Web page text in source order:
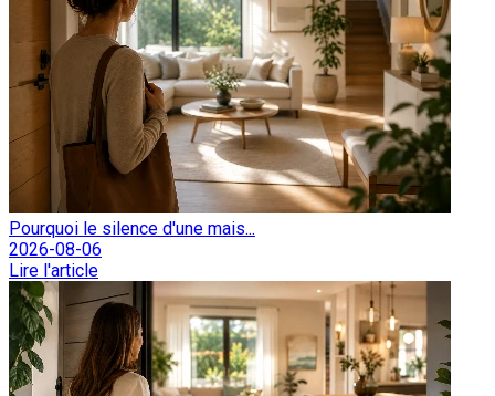
Pourquoi le silence d'une mais...
2026-08-06
Lire l'article